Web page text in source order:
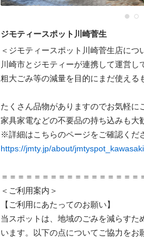
ジモティースポット川崎菅生
＜ジモティースポット川崎菅生店につ
川崎市とジモティーが連携して運営し
粗⼤ごみ等の減量を⽬的にまだ使える
たくさん品物がありますのでお気軽に
家具家電などの不要品の持ち込みも大
https://jmty.jp/about/jmtyspot_kawasaki
＝＝＝＝＝＝＝＝＝＝＝＝＝＝＝＝＝
＜ご利用案内＞
【ご利用にあたってのお願い】
当スポットは、地域のごみを減らすた
います。以下の点についてご協力をお